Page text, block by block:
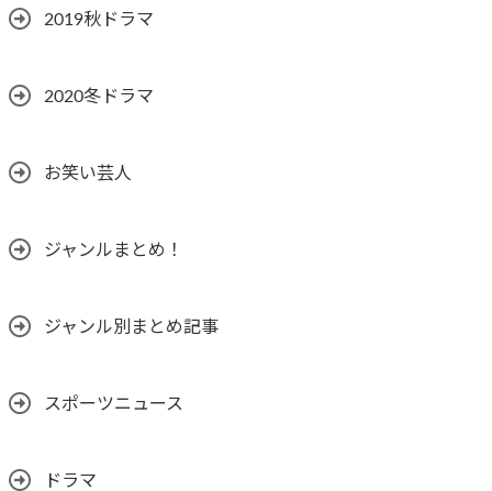
2019秋ドラマ
2020冬ドラマ
お笑い芸人
ジャンルまとめ！
ジャンル別まとめ記事
スポーツニュース
ドラマ